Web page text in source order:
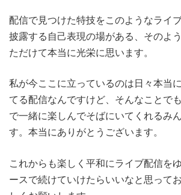
配信で見つけた特技をこのようなライ
披露する自己表現の場がある、そのよ
ただけて本当に光栄に思います。
私が今ここに立っているのは日々本当
てる配信なんですけど、そんなことで
で一緒に楽しんでそばにいてくれるみ
す。本当にありがとうございます。
これからも楽しく平和にライブ配信を
ースで続けていけたらいいなと思って